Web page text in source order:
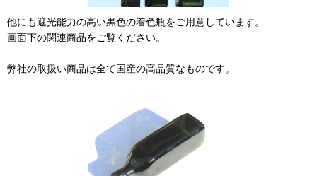
他にも遮光能力の高い黒色の着色瓶をご用意しています。
画面下の関連商品をご覧ください。
弊社の取扱い商品は全て国産の高品質なものです。